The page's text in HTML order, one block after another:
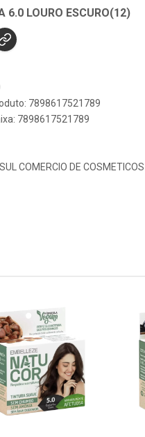
6.0 LOURO ESCURO(12)
7898617521789
7898617521789
COMERCIO DE COSMETICOS